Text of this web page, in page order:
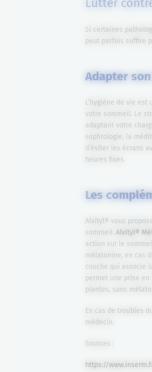
Lutter
Si certaines
peut parfois suffire
Adapter
L’hygiène de vie
votre sommeil. Le
adaptant votre
sophrologie, la
d’éviter les écrans
heures fixes.
Les
Alvityl® vous
sommeil. Alvityl®
action sur le
mélatonine, en cas
couche qui associe
permet une prise en
plantes, sans
En cas de troubles
médecin.
Sources :
https://